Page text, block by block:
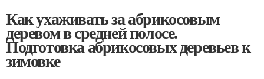
Как ухаживать за абрикосовым
деревом в средней полосе.
Подготовка абрикосовых деревьев к
зимовке